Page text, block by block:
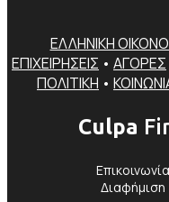
ΕΛΛΗΝΙΚΗ
ΕΠΙΧΕΙΡΗΣΕΙΣ • ΑΓΟΡΕΣ
ΠΟΛΙΤΙΚΗ •
Culpa
Διαφήμιση